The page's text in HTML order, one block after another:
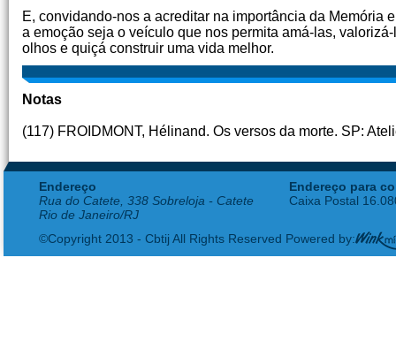
E, convidando-nos a acreditar na importância da Memória
a emoção seja o veículo que nos permita amá-las,
olhos e quiçá construir uma vida melhor.
Notas
(117) FROIDMONT, Hélinand. Os versos da morte. SP:
Endereço
Rua do Catete, 338 Sobreloja - Catete
Rio de Janeiro/RJ
Endereço para
Caixa Postal
©Copyright 2013 - Cbtij All Rights Reserved Powered by: